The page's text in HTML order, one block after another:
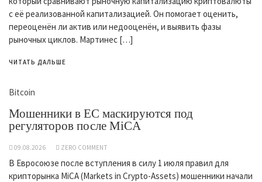
с её реализованной капитализацией. Он помогает оценить,
переоценён ли актив или недооценён, и выявить фазы
рыночных циклов. Мартинес […]
ЧИТАТЬ ДАЛЬШЕ
Bitcoin
Мошенники в ЕС маскируются под
регуляторов после MiCA
09.08.2026 ZERO COMMENT
В Евросоюзе после вступления в силу 1 июля правил для
крипторынка MiCA (Markets in Crypto-Assets) мошенники начали